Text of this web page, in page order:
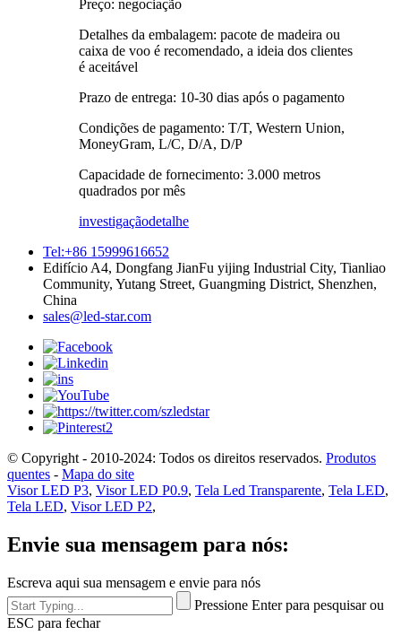
Preço: negociação
Detalhes da embalagem: pacote de madeira ou
caixa de voo é recomendado, a ideia dos clientes
é aceitável
Prazo de entrega: 10-30 dias após o pagamento
Condições de pagamento: T/T, Western Union,
MoneyGram, L/C, D/A, D/P
Capacidade de fornecimento: 3.000 metros
quadrados por mês
investigaçãodetalhe
Tel:+86 15999616652
Edifício A4, Dongfang JianFu yijing Industrial City, Tianliao
Community, Yutang Street, Guangming District, Shenzhen,
China
sales@led-star.com
© Copyright - 2010-2024: Todos os direitos reservados. Produtos
quentes - Mapa do site
Visor LED P3, Visor LED P0.9, Tela Led Transparente, Tela LED,
Tela LED, Visor LED P2,
Envie sua mensagem para nós:
Escreva aqui sua mensagem e envie para nós
Pressione Enter para pesquisar ou
ESC para fechar